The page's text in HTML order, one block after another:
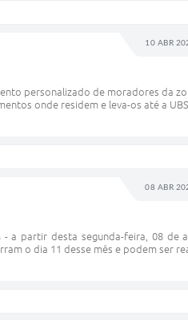
10 ABR
personalizado de moradores da
onde residem e leva-os até a UBS
08 ABR
a partir desta segunda-feira, 08 de
o dia 11 desse mês e podem ser